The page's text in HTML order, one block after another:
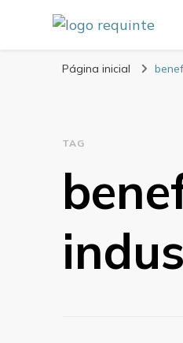
Blog
Página inicial
TAG